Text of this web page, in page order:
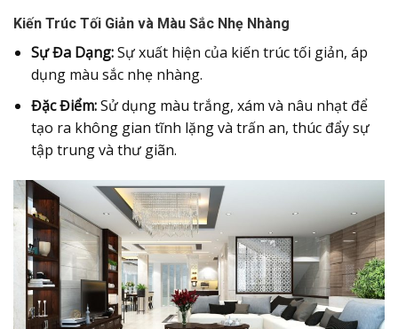
Kiến Trúc Tối Giản và Màu Sắc Nhẹ Nhàng
Sự Đa Dạng:Sự xuất hiện của kiến trúc tối giản, áp
dụng màu sắc nhẹ nhàng.
Đặc Điểm:Sử dụng màu trắng, xám và nâu nhạt để
tạo ra không gian tĩnh lặng và trấn an, thúc đẩy sự
tập trung và thư giãn.